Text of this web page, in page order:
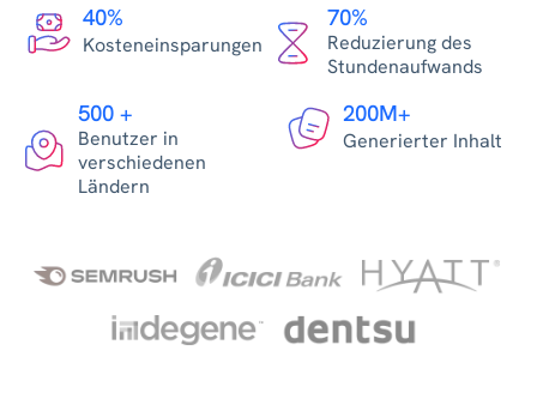
40%
Kosteneinsparungen
70%
Reduzierung des
Stundenaufwands
500 +
Benutzer in
verschiedenen
Ländern
200M+
Generierter Inhalt